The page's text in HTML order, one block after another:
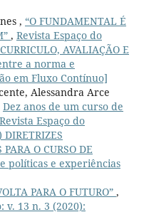
, “O FUNDAMENTAL É
, Revista Espaço do
AVALIAÇÃO E
a norma e
em Fluxo Contínuo]
Alessandra Arce
Dez anos de um curso de
Revista Espaço do
O CURSO DE
políticas e experiências
PARA O FUTURO” ,
v. 13 n. 3 (2020):